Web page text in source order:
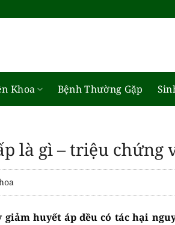
Khoa Bệnh Thường Gặp
là gì – triệu chứng
giảm huyết áp đều có tác hại